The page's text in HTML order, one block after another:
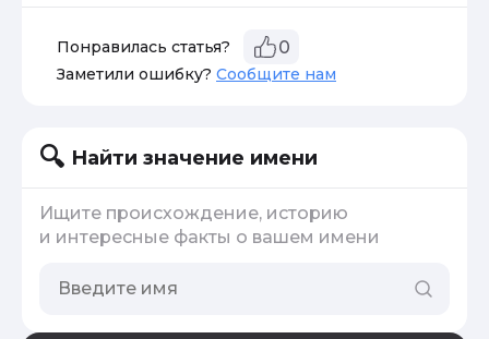
Понравилась статья? 0
Заметили ошибку? Сообщите нам
Найти значение имени
Ищите происхождение, историю
и интересные факты о вашем имени